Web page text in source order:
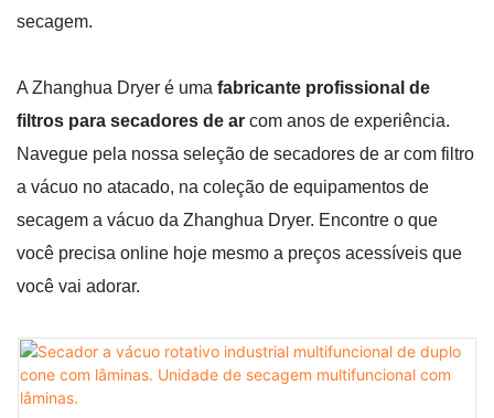
secagem.
A Zhanghua Dryer é uma fabricante profissional de
filtros para secadores de ar com anos de experiência.
Navegue pela nossa seleção de secadores de ar com filtro
a vácuo no atacado, na coleção de equipamentos de
secagem a vácuo da Zhanghua Dryer. Encontre o que
você precisa online hoje mesmo a preços acessíveis que
você vai adorar.